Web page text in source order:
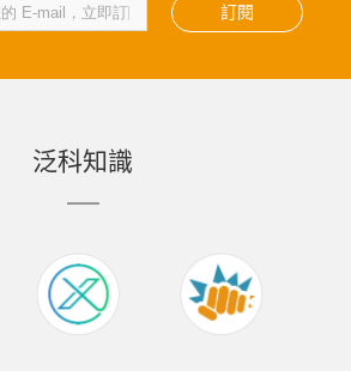
訂閱
泛科知識